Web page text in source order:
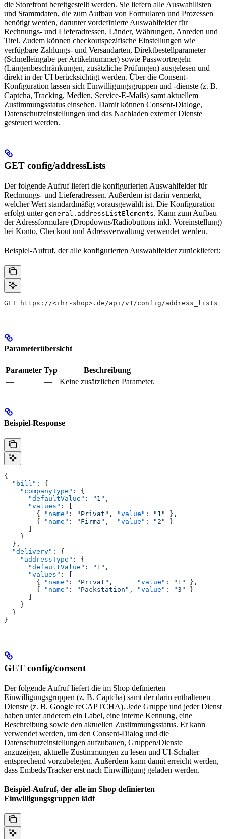
die Storefront bereitgestellt werden. Sie liefern alle Auswahllisten
und Stammdaten, die zum Aufbau von Formularen und Prozessen
benötigt werden, darunter vordefinierte Auswahlfelder für
Rechnungs- und Lieferadressen, Länder, Währungen, Anreden und
Titel. Zudem können checkoutspezifische Einstellungen wie
verfügbare Zahlungs- und Versandarten, Direktbestellparameter
(Schnelleingabe per Artikelnummer) sowie Passwortregeln
(Längenbeschränkungen, zusätzliche Prüfungen) ausgelesen und
direkt in der UI berücksichtigt werden. Über die Consent-
Konfiguration lassen sich Einwilligungsgruppen und -dienste (z. B.
Captcha, Tracking, Medien, Service-E-Mails) samt aktuellem
Zustimmungsstatus einsehen. Damit können Consent-Dialoge,
Datenschutzeinstellungen und das Nachladen externer Dienste
gesteuert werden.
GET config/addressLists
Der folgende Aufruf liefert die konfigurierten Auswahlfelder für
Rechnungs- und Lieferadressen. Außerdem ist darin vermerkt,
welcher Wert standardmäßig vorausgewählt ist. Die Konfiguration
erfolgt unter general.addressListElements. Kann zum Aufbau
der Adressformulare (Dropdowns/Radiobuttons inkl. Voreinstellung)
bei Konto, Checkout und Adressverwaltung verwendet werden.
Beispiel-Aufruf, der alle konfigurierten Auswahlfelder zurückliefert:
GET https://<ihr-shop>.de/api/v1/config/address_lists
Parameterübersicht
Parameter Typ
Beschreibung
—
— Keine zusätzlichen Parameter.
Beispiel-Response
{
  "bill"
: {
    "companyType"
: {
      "defaultValue"
: "1" ,
      "values"
: [
        {
"name" : "Privat" , "value" : "1"
},
        {
"name" : "Firma" , "value" : "2"
}
    }
  },
  "delivery"
: {
    "addressType"
: {
      "defaultValue"
: "1" ,
      "values"
: [
        {
"name" : "Privat" , "value" : "1"
},
        {
"name" : "Packstation" , "value" : "3"
}
    }
  }
}
GET config/consent
Der folgende Aufruf liefert die im Shop definierten
Einwilligungsgruppen (z. B. Captcha) samt der darin enthaltenen
Dienste (z. B. Google reCAPTCHA). Jede Gruppe und jeder Dienst
haben unter anderem ein Label, eine interne Kennung, eine
Beschreibung sowie den aktuellen Zustimmungsstatus. Er kann
verwendet werden, um den Consent-Dialog und die
Datenschutzeinstellungen aufzubauen, Gruppen/Dienste
anzuzeigen, aktuelle Zustimmungen zu lesen und UI-Schalter
entsprechend vorzubelegen. Außerdem kann damit erreicht werden,
dass Embeds/Tracker erst nach Einwilligung geladen werden.
Beispiel-Aufruf, der alle im Shop definierten
Einwilligungsgruppen lädt